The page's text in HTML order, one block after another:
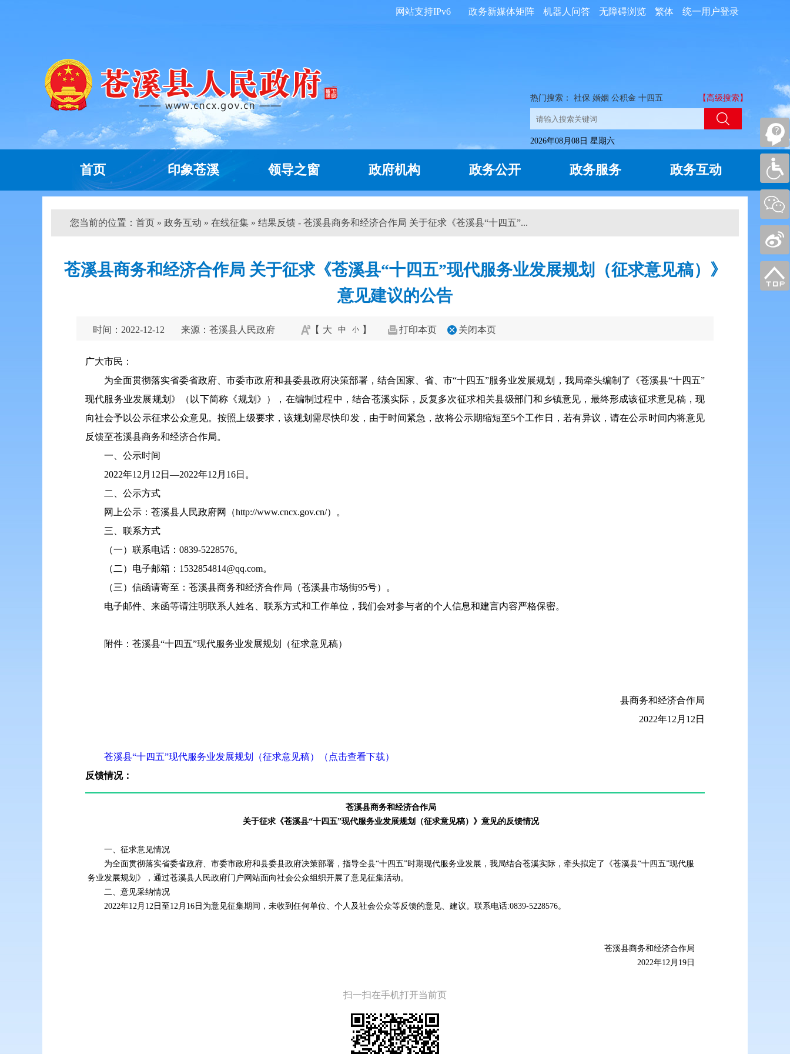
统一用户登录
繁体
无障碍浏览
机器人问答
政务新媒体矩阵
网站支持IPv6
热门搜索： 社保 婚姻 公积金 十四五 【高级搜索】
2026年08月08日 星期六
首页 印象苍溪 领导之窗 政府机构 政务公开 政务服务 政务互动
您当前的位置： 首页 » 政务互动 » 在线征集 » 结果反馈 - 苍溪县商务和经济合作局 关于征求《苍溪县“十四五”...
苍溪县商务和经济合作局 关于征求《苍溪县“十四五”现代服务业发展规划（征求意见稿）》
意见建议的公告
时间：2022-12-12 来源：苍溪县人民政府 【 大 中 小 】 打印本页 关闭本页
广大市民：
为全面贯彻落实省委省政府、市委市政府和县委县政府决策部署，结合国家、省、市“十四五”服务业发展规划，我局牵头编制了《苍溪县“十四五”
现代服务业发展规划》（以下简称《规划》），在编制过程中，结合苍溪实际，反复多次征求相关县级部门和乡镇意见，最终形成该征求意见稿，现
向社会予以公示征求公众意见。按照上级要求，该规划需尽快印发，由于时间紧急，故将公示期缩短至5个工作日，若有异议，请在公示时间内将意见
反馈至苍溪县商务和经济合作局。
一、公示时间
2022年12月12日—2022年12月16日。
二、公示方式
网上公示：苍溪县人民政府网（http://www.cncx.gov.cn/）。
三、联系方式
（一）联系电话：0839-5228576。
（二）电子邮箱：1532854814@qq.com。
（三）信函请寄至：苍溪县商务和经济合作局（苍溪县市场街95号）。
电子邮件、来函等请注明联系人姓名、联系方式和工作单位，我们会对参与者的个人信息和建言内容严格保密。
附件：苍溪县“十四五”现代服务业发展规划（征求意见稿）
县商务和经济合作局
2022年12月12日
苍溪县“十四五”现代服务业发展规划（征求意见稿）（点击查看下载）
反馈情况：
苍溪县商务和经济合作局
关于征求《苍溪县“十四五”现代服务业发展规划（征求意见稿）》意见的反馈情况
一、征求意见情况
为全面贯彻落实省委省政府、市委市政府和县委县政府决策部署，指导全县“十四五”时期现代服务业发展，我局结合苍溪实际，牵头拟定了《苍溪县“十四五”现代服
务业发展规划》，通过苍溪县人民政府门户网站面向社会公众组织开展了意见征集活动。
二、意见采纳情况
2022年12月12日至12月16日为意见征集期间，未收到任何单位、个人及社会公众等反馈的意见、建议。联系电话:0839-5228576。
苍溪县商务和经济合作局
2022年12月19日
扫一扫在手机打开当前页